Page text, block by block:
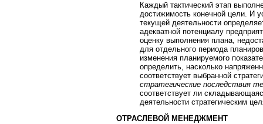
Каждый тактический этап
достижимость конечной цели. И
текущей деятельности
адекватной потенциалу
оценку выполнения плана,
для отдельного периода
изменения планируемого
определить, насколько
соответствует выбранной
стратегические последствия
соответствует ли
деятельности стратегическим
ОТРАСЛЕВОЙ МЕНЕДЖМЕНТ